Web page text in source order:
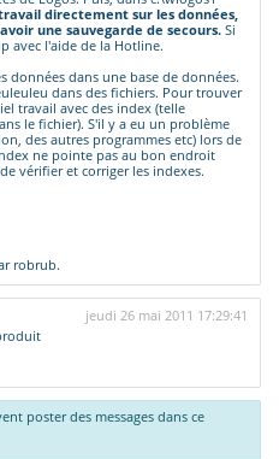
directement sur les données,
une sauvegarde de secours. Si
avec l'aide de la Hotline.
données dans une base de données.
dans des fichiers. Pour trouver
travail avec des index (telle
le fichier). S'il y a eu un problème
des autres programmes etc) lors de
ne pointe pas au bon endroit
vérifier et corriger les indexes.
robrub.
jeudi 26 mai 2011 17:29:41
poster des messages dans ce